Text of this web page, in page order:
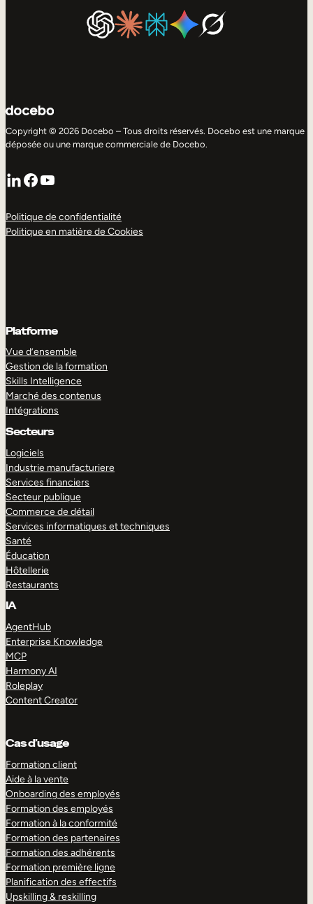
Copyright © 2026 Docebo – Tous droits réservés. Docebo est une marque
déposée ou une marque commerciale de Docebo.
LinkedIn
Facebook
YouTube
Politique de confidentialité
Politique en matière de Cookies
Platforme
Vue d’ensemble
Gestion de la formation
Skills Intelligence
Marché des contenus
Intégrations
Secteurs
Logiciels
Industrie manufacturiere
Services financiers
Secteur publique
Commerce de détail
Services informatiques et techniques
Santé
Éducation
Hôtellerie
Restaurants
IA
AgentHub
Enterprise Knowledge
MCP
Harmony AI
Roleplay
Content Creator
Cas d’usage
Formation client
Aide à la vente
Onboarding des employés
Formation des employés
Formation à la conformité
Formation des partenaires
Formation des adhérents
Formation première ligne
Planification des effectifs
Upskilling & reskilling